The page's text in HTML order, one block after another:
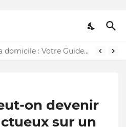
Emballage de parfums a domicile : Votre Guide Détaillé
on devenir
sur un